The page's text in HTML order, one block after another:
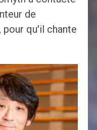
de
pour qu'il chante